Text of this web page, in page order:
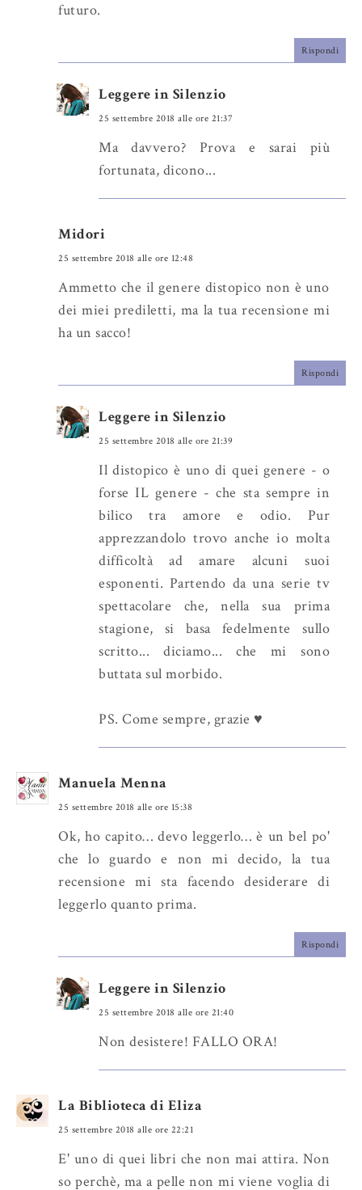
futuro.
Rispondi
Leggere in Silenzio
25 settembre 2018 alle ore 21:37
Ma davvero? Prova e sarai più
fortunata, dicono...
Midori
25 settembre 2018 alle ore 12:48
Ammetto che il genere distopico non è uno
dei miei prediletti, ma la tua recensione mi
ha un sacco!
Rispondi
Leggere in Silenzio
25 settembre 2018 alle ore 21:39
Il distopico è uno di quei genere - o
forse IL genere - che sta sempre in
bilico tra amore e odio. Pur
apprezzandolo trovo anche io molta
difficoltà ad amare alcuni suoi
esponenti. Partendo da una serie tv
spettacolare che, nella sua prima
stagione, si basa fedelmente sullo
scritto... diciamo... che mi sono
buttata sul morbido.
PS. Come sempre, grazie ♥
Manuela Menna
25 settembre 2018 alle ore 15:38
Ok, ho capito… devo leggerlo… è un bel po'
che lo guardo e non mi decido, la tua
recensione mi sta facendo desiderare di
leggerlo quanto prima.
Rispondi
Leggere in Silenzio
25 settembre 2018 alle ore 21:40
Non desistere! FALLO ORA!
La Biblioteca di Eliza
25 settembre 2018 alle ore 22:21
E' uno di quei libri che non mai attira. Non
so perchè, ma a pelle non mi viene voglia di